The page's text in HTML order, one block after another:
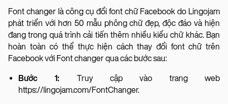
Font changer là công cụ đổi font chữ Facebook do Lingojam
phát triển với hơn 50 mẫu phông chữ đẹp, độc đáo và hiện
đang trong quá trình cải tiến thêm nhiều kiểu chữ khác. Bạn
hoàn toàn có thể thực hiện cách thay đổi font chữ trên
Facebook với Font changer qua các bước sau:
Bước 1: Truy cập vào trang web
https://lingojam.com/FontChanger.